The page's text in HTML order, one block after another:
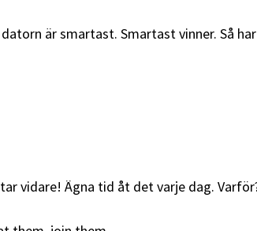
är smartast. Smartast vinner. Så
vidare! Ägna tid åt det varje dag.